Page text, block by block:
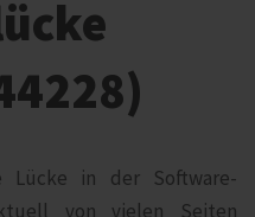
Lücke in der Software-
von vielen Seiten